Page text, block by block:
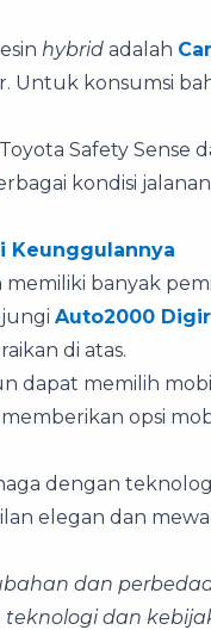
hybrid adalah
Untuk konsumsi
Safety Sense
kondisi jalanan
Keunggulannya
memiliki banyak
Auto2000
di atas.
dapat memilih
opsi
dengan
elegan dan
dan
teknologi dan